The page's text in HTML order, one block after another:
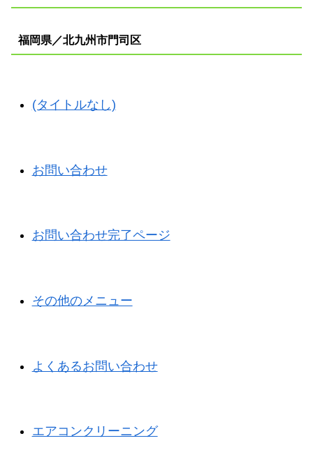
福岡県／北九州市門司区
(タイトルなし)
お問い合わせ
お問い合わせ完了ページ
その他のメニュー
よくあるお問い合わせ
エアコンクリーニング